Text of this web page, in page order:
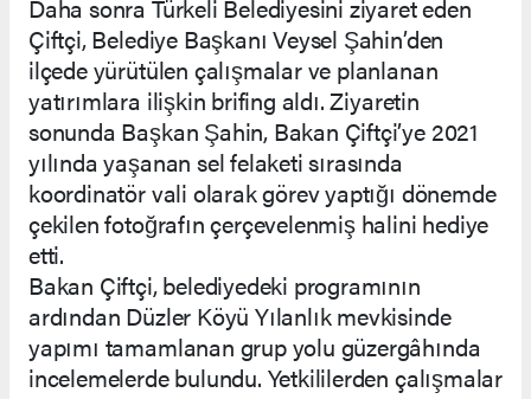
Daha sonra Türkeli Belediyesini ziyaret eden
Çiftçi, Belediye Başkanı Veysel Şahin’den
ilçede yürütülen çalışmalar ve planlanan
yatırımlara ilişkin brifing aldı. Ziyaretin
sonunda Başkan Şahin, Bakan Çiftçi’ye 2021
yılında yaşanan sel felaketi sırasında
koordinatör vali olarak görev yaptığı dönemde
çekilen fotoğrafın çerçevelenmiş halini hediye
etti.
Bakan Çiftçi, belediyedeki programının
ardından Düzler Köyü Yılanlık mevkisinde
yapımı tamamlanan grup yolu güzergâhında
incelemelerde bulundu. Yetkililerden çalışmalar